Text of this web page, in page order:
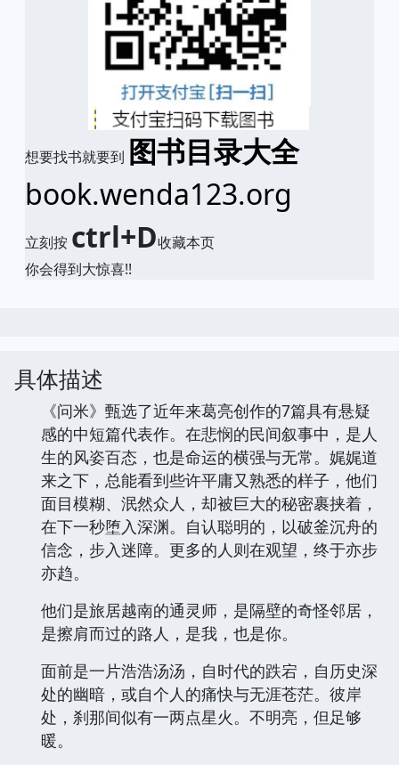
想要找书就要到 图书目录大全
book.wenda123.org
立刻按 ctrl+D收藏本页
你会得到大惊喜!!
具体描述
《问米》甄选了近年来葛亮创作的7篇具有悬疑
感的中短篇代表作。在悲悯的民间叙事中，是人
生的风姿百态，也是命运的横强与无常。娓娓道
来之下，总能看到些许平庸又熟悉的样子，他们
面目模糊、泯然众人，却被巨大的秘密裹挟着，
在下一秒堕入深渊。自认聪明的，以破釜沉舟的
信念，步入迷障。更多的人则在观望，终于亦步
亦趋。
他们是旅居越南的通灵师，是隔壁的奇怪邻居，
是擦肩而过的路人，是我，也是你。
面前是一片浩浩汤汤，自时代的跌宕，自历史深
处的幽暗，或自个人的痛快与无涯苍茫。彼岸
处，刹那间似有一两点星火。不明亮，但足够
暖。